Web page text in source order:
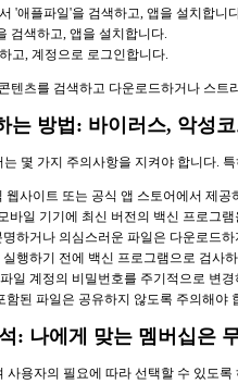
'애플파일'을 검색하고, 앱을 설치합니
검색하고, 앱을 설치합니다.
고, 계정으로 로그인합니다.
텐츠를 검색하고 다운로드하거나 스트
는 방법: 바이러스, 악성
몇 가지 주의사항을 지켜야 합니다.
웹사이트 또는 공식 앱 스토어에서 제
바일 기기에 최신 버전의 백신 프로그
하거나 의심스러운 파일은 다운로드
행하기 전에 백신 프로그램으로 검사
일 계정의 비밀번호를 주기적으로 변
함된 파일은 공유하지 않도록 주의해야
: 나에게 맞는 멤버십은
용자의 필요에 따라 선택할 수 있도